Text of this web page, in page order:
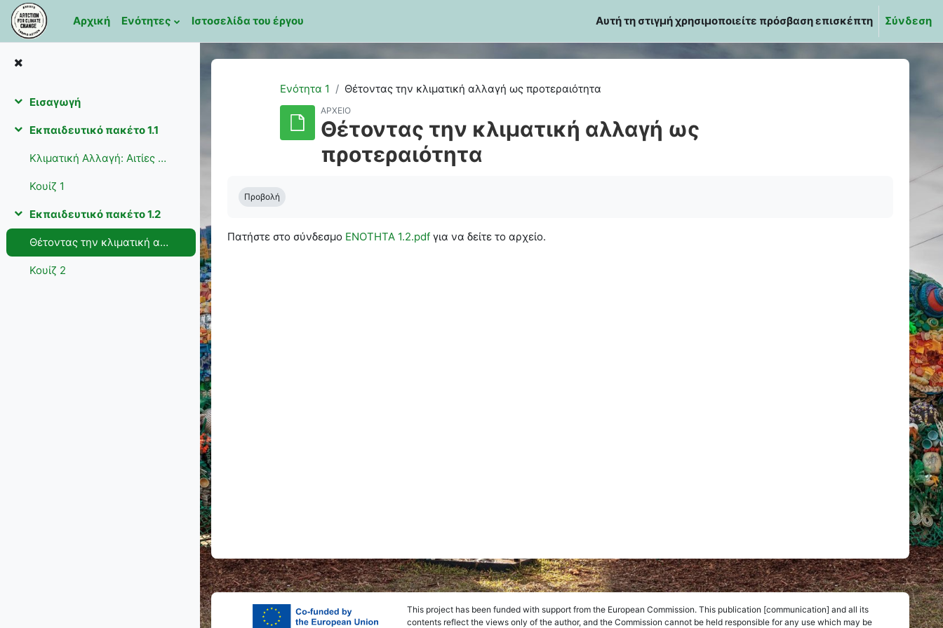
Μετάβαση στο κεντρικό περιεχόμενο
Αρχική
Ενότητες Ιστοσελίδα του έργου Αυτή τη στιγμή χρησιμοποιείτε πρόσβαση επισκέπτη Σύνδεση
Σύμπτυξη
Εισαγωγή
Σύμπτυξη
Εκπαιδευτικό πακέτο 1.1
Κλιματική Αλλαγή: Αιτίες Και Συνέπειες
Κουίζ 1
Σύμπτυξη
Εκπαιδευτικό πακέτο 1.2
Θέτοντας την κλιματική αλλαγή ως προτεραιότητα
Κουίζ 2
Ενότητα 1 Θέτοντας την κλιματική αλλαγή ως προτεραιότητα
ΑΡΧΕΊΟ
Θέτοντας την κλιματική αλλαγή ως
προτεραιότητα
Προβολή
Πατήστε στο σύνδεσμο ΕΝOΤΗΤΑ 1.2.pdf για να δείτε το αρχείο.
This project has been funded with support from the European Commission. This publication [communication] and all its
contents reflect the views only of the author, and the Commission cannot be held responsible for any use which may be